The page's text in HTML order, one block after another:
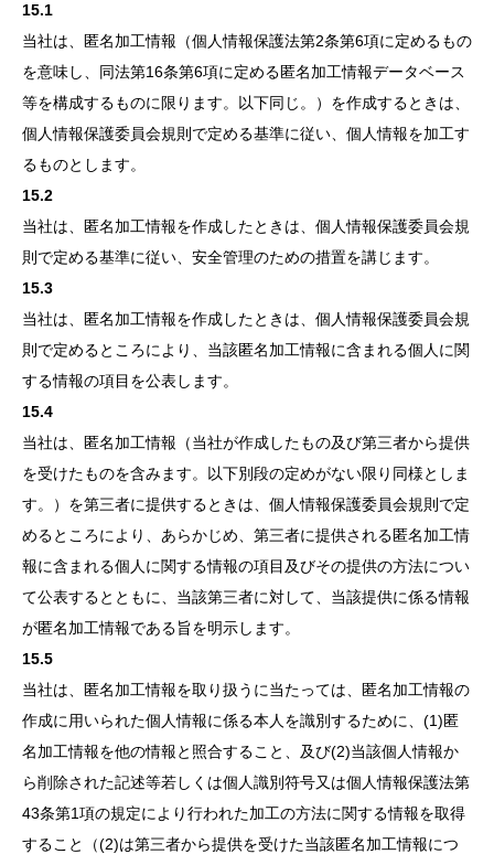
15.1
当社は、匿名加工情報（個人情報保護法第2条第6項に定めるもの
を意味し、同法第16条第6項に定める匿名加工情報データベース
等を構成するものに限ります。以下同じ。）を作成するときは、
個人情報保護委員会規則で定める基準に従い、個人情報を加工す
るものとします。
15.2
当社は、匿名加工情報を作成したときは、個人情報保護委員会規
則で定める基準に従い、安全管理のための措置を講じます。
15.3
当社は、匿名加工情報を作成したときは、個人情報保護委員会規
則で定めるところにより、当該匿名加工情報に含まれる個人に関
する情報の項目を公表します。
15.4
当社は、匿名加工情報（当社が作成したもの及び第三者から提供
を受けたものを含みます。以下別段の定めがない限り同様としま
す。）を第三者に提供するときは、個人情報保護委員会規則で定
めるところにより、あらかじめ、第三者に提供される匿名加工情
報に含まれる個人に関する情報の項目及びその提供の方法につい
て公表するとともに、当該第三者に対して、当該提供に係る情報
が匿名加工情報である旨を明示します。
15.5
当社は、匿名加工情報を取り扱うに当たっては、匿名加工情報の
作成に用いられた個人情報に係る本人を識別するために、(1)匿
名加工情報を他の情報と照合すること、及び(2)当該個人情報か
ら削除された記述等若しくは個人識別符号又は個人情報保護法第
43条第1項の規定により行われた加工の方法に関する情報を取得
すること（(2)は第三者から提供を受けた当該匿名加工情報につ